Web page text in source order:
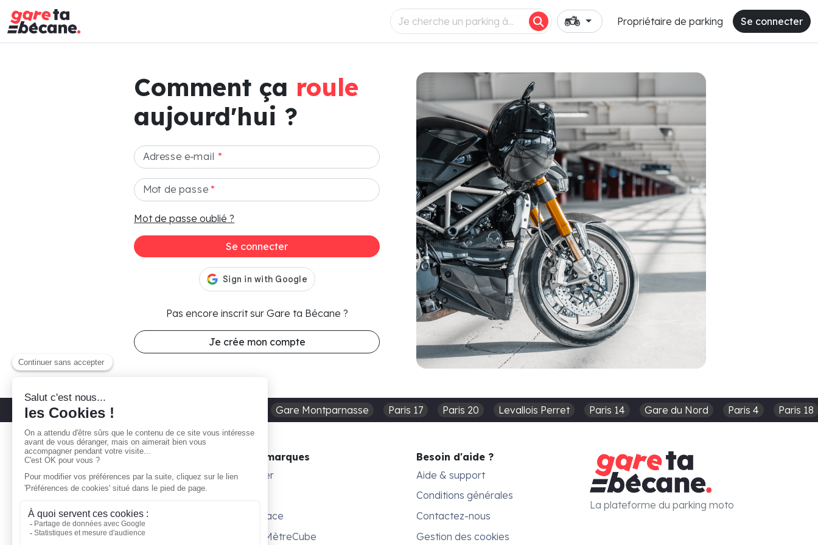
Propriétaire de parking Se connecter
Comment ça roule
aujourd'hui ?
Adresse e-mail *
Mot de passe*
Mot de passe oublié ?
Se connecter
Pas encore inscrit sur Gare ta Bécane ?
Je crée mon compte
Découvrez nos parkings moto Gare Montparnasse Paris 17 Paris 20 Levallois Perret Paris 14 Gare du Nord Paris 4 Paris 18
Gare ta Bécane
À propos
Comment ça marche ?
Je suis propriétaire
Blog
Nos marques
Subter
Surplace
PetitMètreCube
Besoin d'aide ?
Aide & support
Conditions générales
Contactez-nous
Gestion des cookies
La plateforme du parking moto